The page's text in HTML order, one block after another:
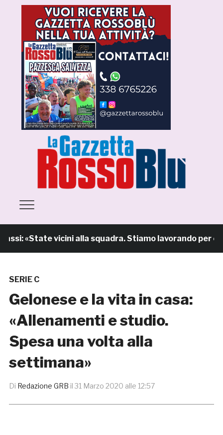
«State vicini alla squadra. Stiamo lavorando per
SERIE C
Gelonese e la vita in casa:
«Allenamenti e studio.
Spesa una volta alla
settimana»
Di Redazione GRB il 31 Marzo 2020 alle 12:57